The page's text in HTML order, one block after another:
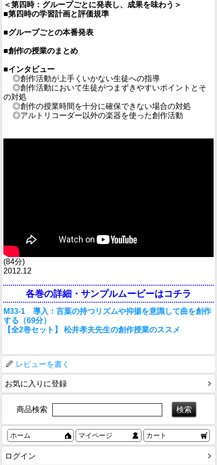
＜第四時：グループごとに発表し、成果を味わう＞
■第四時の学習計画と評価規準
■グループごとの本番発表
■創作の授業のまとめ
■インタビュー
◎創作活動が上手くいかない生徒への指導
◎創作活動において生徒がつまずきやすいポイントとそ
の対処
◎創作の授業時間を十分に確保できない場合の対処
◎アルトリコーダー以外の楽器を使った創作活動
(84分)
2012.12
各巻の詳細・サンプルムービーはコチラ
M33-1 導入：言葉の持つリズムや抑揚を意識して曲を創作
する（69分）
【全2巻セット】 松井孝夫先生の創作授業のススメ
レビューを書く
お気に入りに登録
商品検索
ホーム マイページ カート
ログイン